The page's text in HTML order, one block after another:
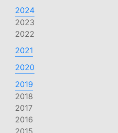
2024
2023
2022
2021
2020
2019
2018
2017
2016
2015